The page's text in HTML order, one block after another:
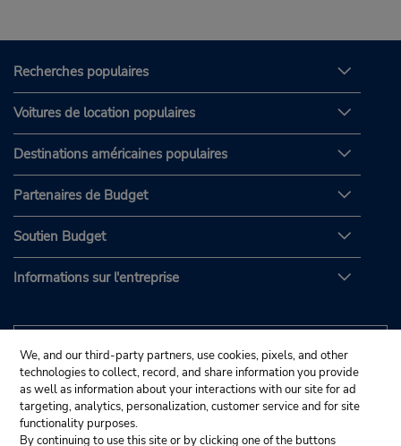
Recherches populaires
Voitures de location populaires
Destinations américaines populaires
Partenaires de Budget
Soutien Budget
Informations sur l'entreprise
We, and our third-party partners, use cookies, pixels, and other
technologies to collect, record, and share information you provide
as well as information about your interactions with our site for ad
targeting, analytics, personalization, customer service and for site
functionality purposes.
By continuing to use this site or by clicking one of the buttons